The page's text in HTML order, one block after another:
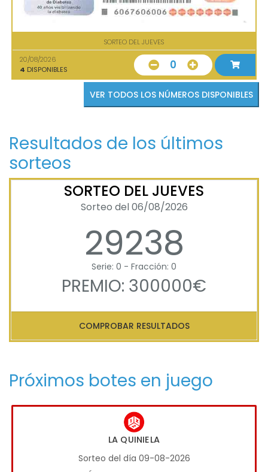
SORTEO DEL JUEVES
20/08/2026
4 DISPONIBLES 0
VER TODOS LOS NÚMEROS DISPONIBLES
Resultados de los últimos
sorteos
SORTEO DEL JUEVES
Sorteo del 06/08/2026
29238
Serie: 0 - Fracción: 0
PREMIO: 300000€
COMPROBAR RESULTADOS
Próximos botes en juego
LA QUINIELA
Sorteo del día 09-08-2026